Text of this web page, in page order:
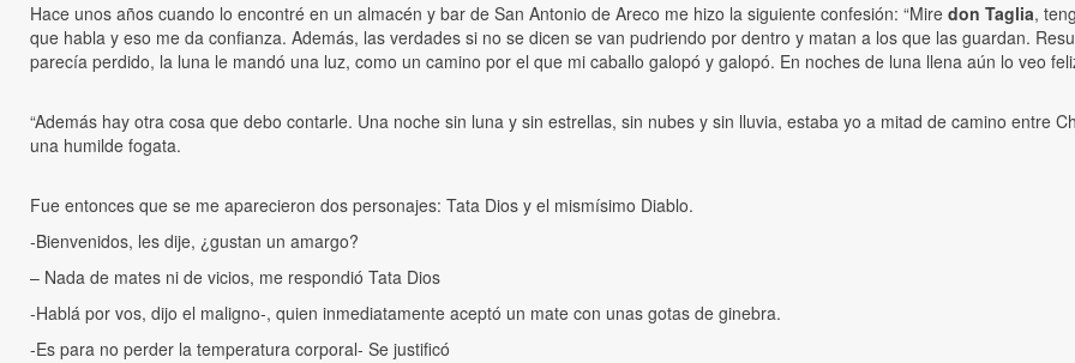
Hace unos años cuando lo encontré en un almacén y bar de San Antonio de Areco me hizo la siguiente confesión: “Mire don Taglia,
que habla y eso me da confianza. Además, las verdades si no se dicen se van pudriendo por dentro y matan a los que las guardan.
parecía perdido, la luna le mandó una luz, como un camino por el que mi caballo galopó y galopó. En noches de luna llena aún lo veo
“Además hay otra cosa que debo contarle. Una noche sin luna y sin estrellas, sin nubes y sin lluvia, estaba yo a mitad de camino entre
una humilde fogata.
Fue entonces que se me aparecieron dos personajes: Tata Dios y el mismísimo Diablo.
-Bienvenidos, les dije, ¿gustan un amargo?
– Nada de mates ni de vicios, me respondió Tata Dios
-Hablá por vos, dijo el maligno-, quien inmediatamente aceptó un mate con unas gotas de ginebra.
-Es para no perder la temperatura corporal- Se justificó